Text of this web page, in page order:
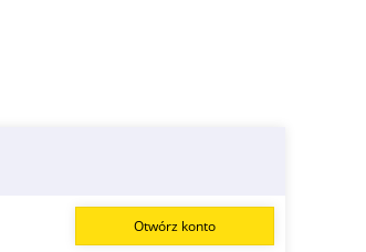
Otwórz konto